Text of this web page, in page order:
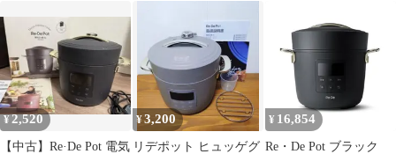
¥2,520
【中古】Re·De Pot 電気
¥3,200
リデポット ヒュッゲグ
¥ 16,854
Re・De Pot ブラック